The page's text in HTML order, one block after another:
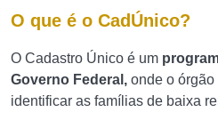
O que é o CadÚnico?
O Cadastro Único é um
Governo Federal, onde o
identificar as famílias de baixa